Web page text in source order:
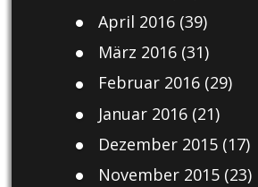
April 2016(39)
März 2016(31)
Februar 2016(29)
Januar 2016(21)
Dezember 2015(17)
November 2015(23)